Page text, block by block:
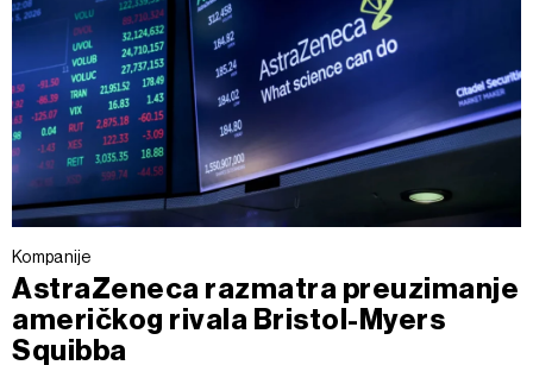
Kompanije
AstraZeneca razmatra preuzimanje
američkog rivala Bristol-Myers
Squibba